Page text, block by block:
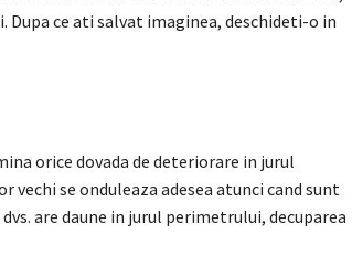
ce ati salvat imaginea, deschideti-o in
orice dovada de deteriorare in jurul
se onduleaza adesea atunci cand sunt
are daune in jurul perimetrului, decuparea